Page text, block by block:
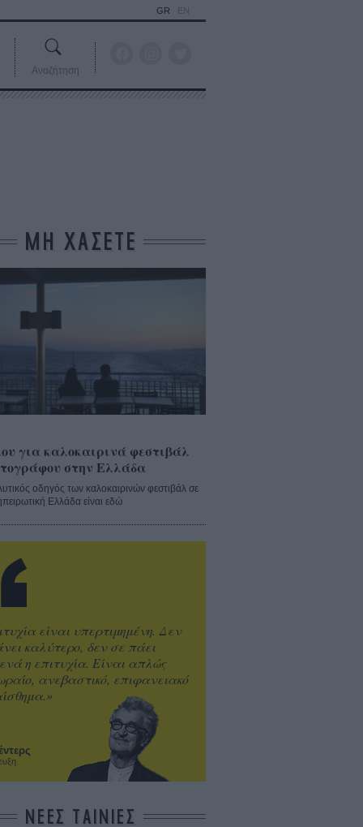
GR EN
Αναζήτηση
ΜΗ ΧΑΣΕΤΕ
για καλοκαιρινά φεστιβάλ
στην Ελλάδα
οδηγός των καλοκαιρινών φεστιβάλ σε
Ελλάδα είναι εδώ
είναι υπερτιμημένη. Δεν
καλύτερο, δεν σε πάει
η επιτυχία. Είναι απλώς
ανεβαστικό, επιφανειακό
ΝΕΕΣ ΤΑΙΝΙΕΣ